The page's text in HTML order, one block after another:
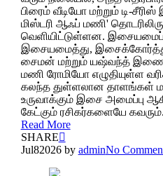
பிரைம் வீடியோ மற்றும் டி-
மிஸ்டரி ஆஃப் மணி'
வெளியிட்டுள்ளன.
இசையமைத்து,
சைமன் மற்றும் யஷ்வந்த்
மணி ரோமியோ எழுதியுள்ள
கலந்த துள்ளலான தாளங்கள்
உருவாக்கும் இசை அமைப்பு
கேட்கும் ரசிகர்களையே
Read More
SHARE
Jul82026by adminNo